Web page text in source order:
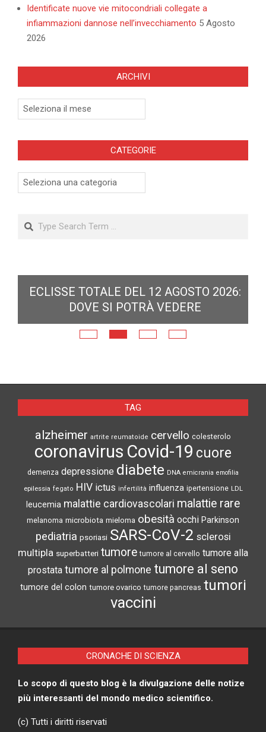
Identificate nuove vie mitocondriali collegate a
infiammazioni dannose nell’invecchiamento 5 Agosto
2026
ARCHIVI
Archivi
CATEGORIE
Categorie
Search
ECLISSE TOTALE DEL 12 AGOSTO 2026:
DOVE SI POTRÀ VEDERE
TAG
alzheimer artrite reumatoide cervello colesterolo
coronavirus Covid-19 cuore
demenza depressione diabete DNA emicrania emofilia
epilessia fegato HIV ictus infertilità influenza ipertensione LDL
leucemia malattie cardiovascolari malattie rare
melanoma microbiota mieloma obesità occhi Parkinson
pediatria psoriasi SARS-CoV-2 sclerosi
multipla superbatteri tumore tumore al cervello tumore alla
prostata tumore al polmone tumore al seno
tumore del colon tumore ovarico tumore pancreas tumori
vaccini
CRONACHE DI SCIENZA
Lo scopo di questo blog è la divulgazione delle notize
più interessanti del mondo medico scientifico.
(c) Tutti i diritti riservati